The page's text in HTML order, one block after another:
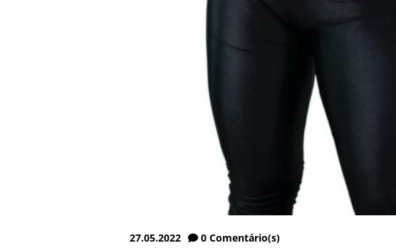
27.05.2022 0 Comentário(s)